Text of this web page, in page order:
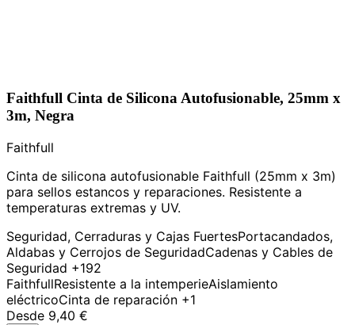
Faithfull Cinta de Silicona Autofusionable, 25mm x
3m, Negra
Faithfull
Cinta de silicona autofusionable Faithfull (25mm x 3m)
para sellos estancos y reparaciones. Resistente a
temperaturas extremas y UV.
Seguridad, Cerraduras y Cajas FuertesPortacandados,
Aldabas y Cerrojos de SeguridadCadenas y Cables de
Seguridad +192
FaithfullResistente a la intemperieAislamiento
eléctricoCinta de reparación +1
Desde 9,40 €